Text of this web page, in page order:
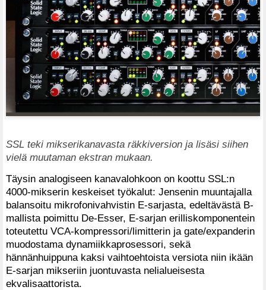
SSL teki mikserikanavasta räkkiversion ja lisäsi siihen
vielä muutaman ekstran mukaan.
Täysin analogiseen kanavalohkoon on koottu SSL:n
4000-mikserin keskeiset työkalut: Jensenin muuntajalla
balansoitu mikrofonivahvistin E-sarjasta, edeltävästä B-
mallista poimittu De-Esser, E-sarjan erilliskomponentein
toteutettu VCA-kompressori/limitterin ja gate/expanderin
muodostama dynamiikkaprosessori, sekä
hännänhuippuna kaksi vaihtoehtoista versiota niin ikään
E-sarjan mikseriin juontuvasta nelialueisesta
ekvalisaattorista.